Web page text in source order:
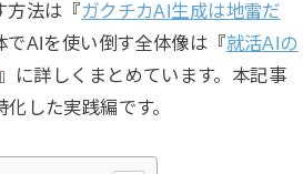
方法は『ガクチカAI生成は地雷だ
でAIを使い倒す全体像は『就活AIの
』に詳しくまとめています。本記事
化した実践編です。